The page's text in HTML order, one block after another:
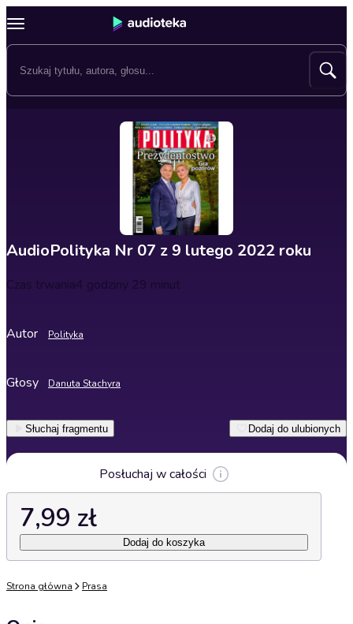
AudioPolityka Nr 07 z 9 lutego 2022 roku
Czas trwania4 godziny 29 minut
Autor Polityka
Głosy Danuta Stachyra
Słuchaj fragmentu Dodaj do ulubionych
Posłuchaj w całości
7,99 zł
Dodaj do koszyka
Strona główna Prasa